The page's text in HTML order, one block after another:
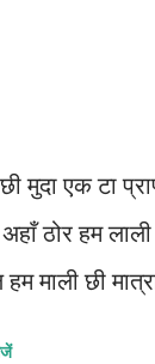
मुदा एक टा
ठोर हम
माली छी